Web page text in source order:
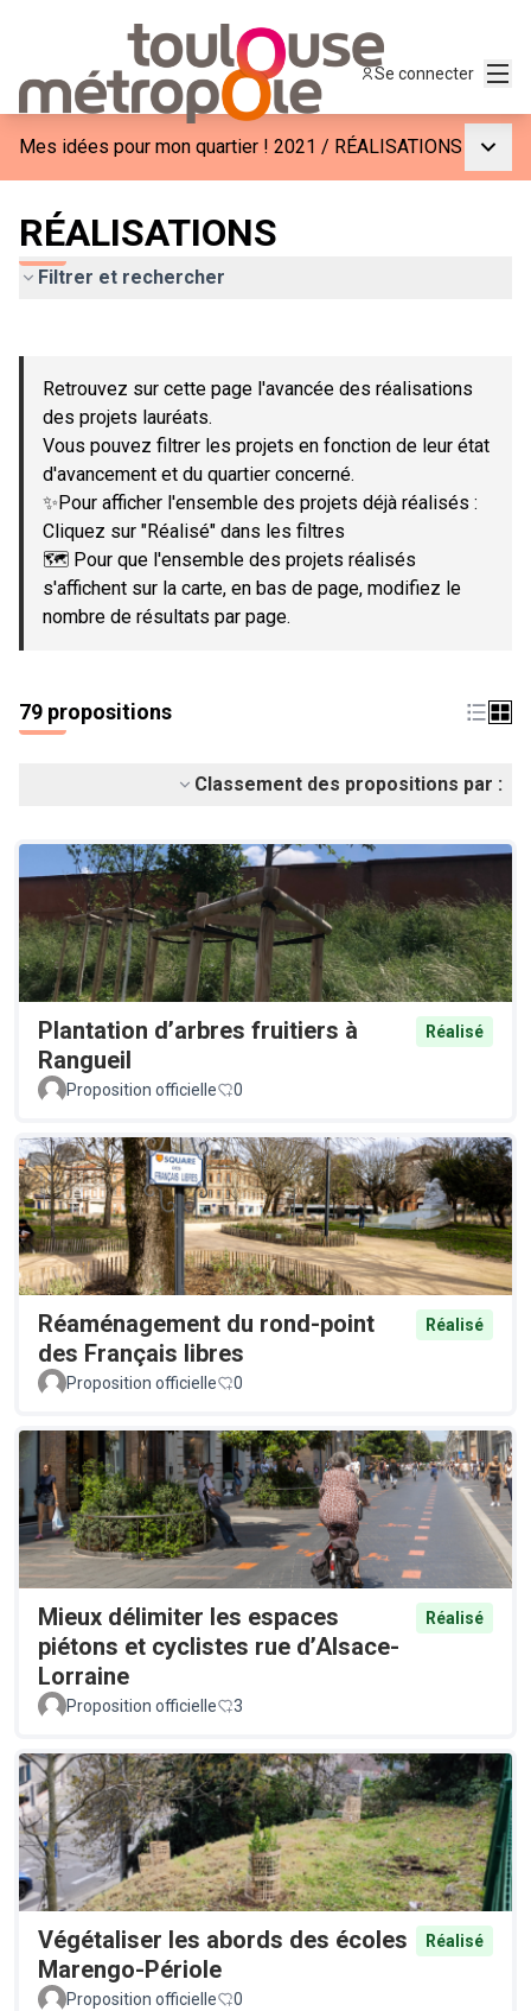
Se connecter
Mes idées pour mon quartier ! 2021 / RÉALISATIONS
RÉALISATIONS
Filtrer et rechercher
−
Retrouvez sur cette page l'avancée des réalisations
des projets lauréats.
Vous pouvez filtrer les projets en fonction de leur état
d'avancement et du quartier concerné.
✨Pour afficher l'ensemble des projets déjà réalisés :
Cliquez sur "Réalisé" dans les filtres
🗺️ Pour que l'ensemble des projets réalisés
s'affichent sur la carte, en bas de page, modifiez le
nombre de résultats par page.
79 propositions
Classement des propositions par :
Plantation d’arbres fruitiers à
Rangueil
Réalisé
Proposition officielle 0
Réaménagement du rond-point
des Français libres
Réalisé
Proposition officielle 0
Mieux délimiter les espaces
piétons et cyclistes rue d’Alsace-
Lorraine
Réalisé
Proposition officielle 3
Végétaliser les abords des écoles
Marengo-Périole
Réalisé
Proposition officielle 0